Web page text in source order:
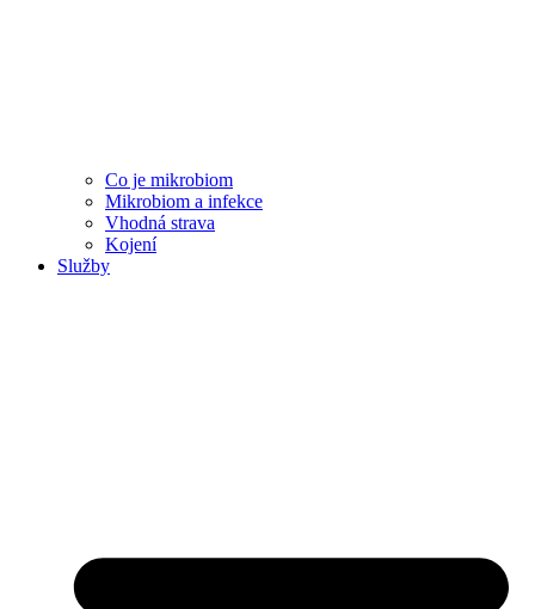
Co je mikrobiom
Mikrobiom a infekce
Vhodná strava
Kojení
Služby